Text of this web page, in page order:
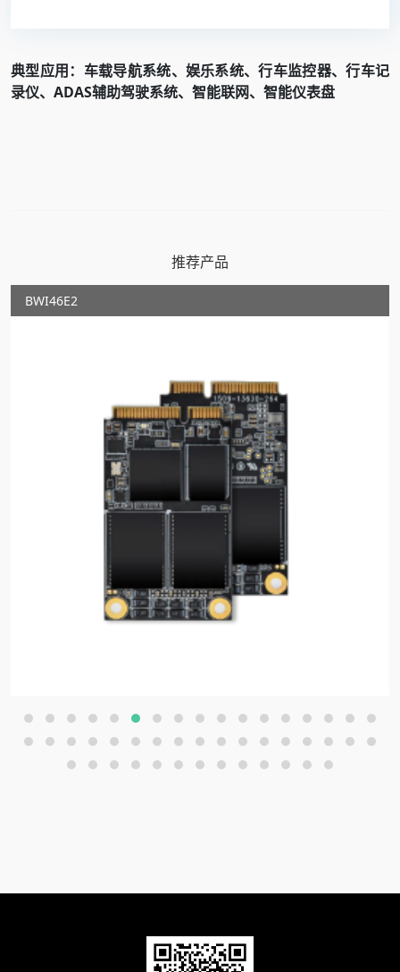
典型应用：车载导航系统、娱乐系统、行车监控器、行车记
录仪、ADAS辅助驾驶系统、智能联网、智能仪表盘
推荐产品
BWI46E2